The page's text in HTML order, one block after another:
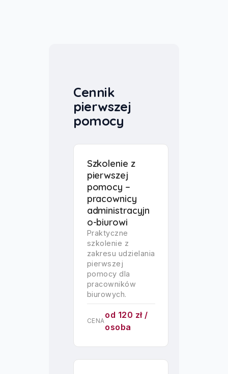
Cennik
pierwszej
pomocy
Szkolenie z
pierwszej
pomocy –
pracownicy
administracyjn
o-biurowi
Praktyczne
szkolenie z
zakresu udzielania
pierwszej
pomocy dla
pracowników
biurowych.
CENA
od 120 zł /
osoba